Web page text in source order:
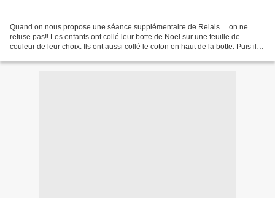
Quand on nous propose une séance supplémentaire de Relais ... on ne
refuse pas!! Les enfants ont collé leur botte de Noël sur une feuille de
couleur de leur choix. Ils ont aussi collé le coton en haut de la botte. Puis ils